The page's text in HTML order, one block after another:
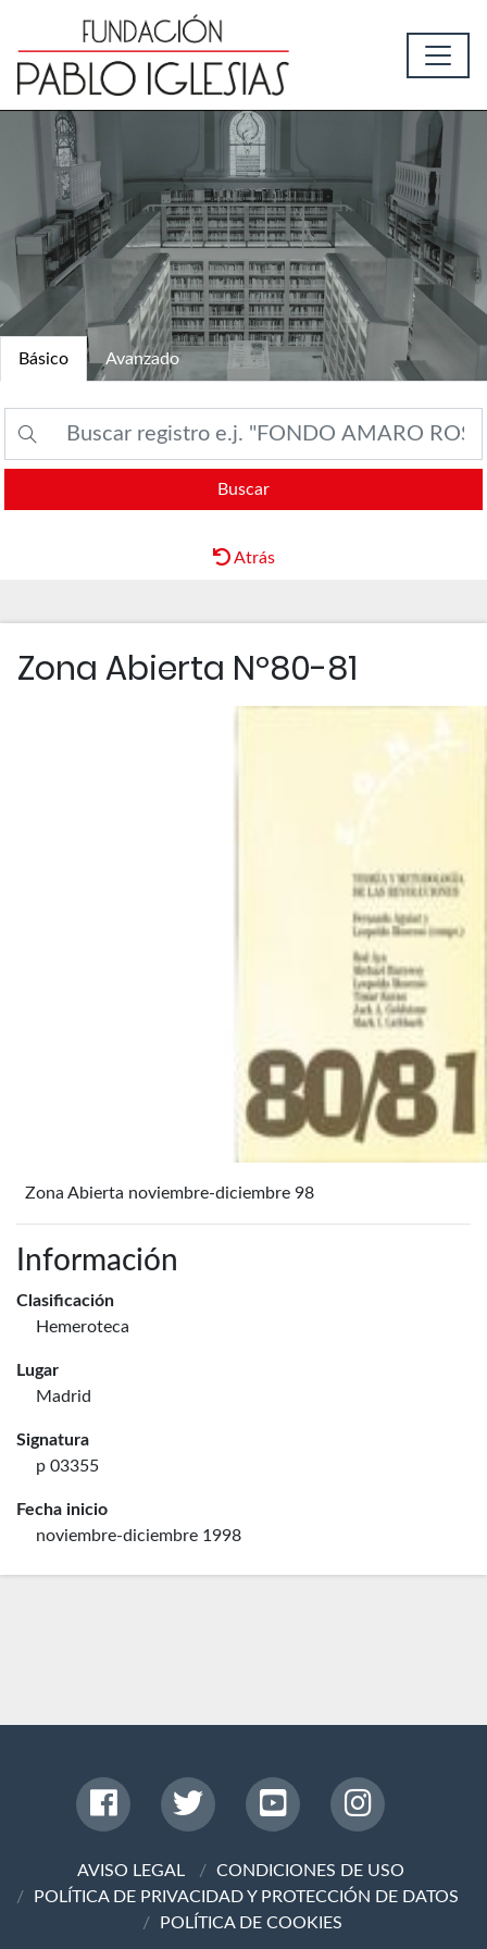
Básico Avanzado
Buscar
Atrás
Zona Abierta Nº80-81
Zona Abierta noviembre-diciembre 98
Información
Clasificación
Hemeroteca
Lugar
Madrid
Signatura
p 03355
Fecha inicio
noviembre-diciembre 1998
AVISO LEGAL
CONDICIONES DE USO
POLÍTICA DE PRIVACIDAD Y PROTECCIÓN DE DATOS
POLÍTICA DE COOKIES